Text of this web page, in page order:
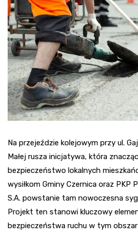
Na przejeździe kolejowym przy ul.
Małej rusza inicjatywa, która
bezpieczeństwo lokalnych
wysiłkom Gminy Czernica oraz PKP
S.A. powstanie tam nowoczesna
Projekt ten stanowi kluczowy
bezpieczeństwa ruchu w tym